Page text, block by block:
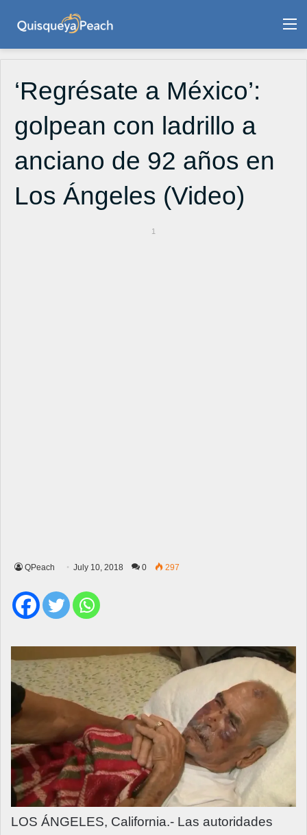
‘Regrésate a México’:
golpean con ladrillo a
anciano de 92 años en
Los Ángeles (Video)
1
QPeach July 10, 2018 0 297
LOS ÁNGELES, California.- Las autoridades